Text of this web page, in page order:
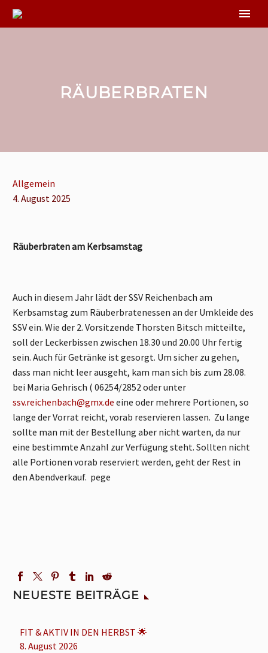
RÄUBERBRATEN
Allgemein
4. August 2025
Räuberbraten am Kerbsamstag
Auch in diesem Jahr lädt der SSV Reichenbach am
Kerbsamstag zum Räuberbratenessen an der Umkleide des
SSV ein. Wie der 2. Vorsitzende Thorsten Bitsch mitteilte,
soll der Leckerbissen zwischen 18.30 und 20.00 Uhr fertig
sein. Auch für Getränke ist gesorgt. Um sicher zu gehen,
dass man nicht leer ausgeht, kam man sich bis zum 28.08.
bei Maria Gehrisch ( 06254/2852 oder unter
ssv.reichenbach@gmx.de eine oder mehrere Portionen, so
lange der Vorrat reicht, vorab reservieren lassen. Zu lange
sollte man mit der Bestellung aber nicht warten, da nur
eine bestimmte Anzahl zur Verfügung steht. Sollten nicht
alle Portionen vorab reserviert werden, geht der Rest in
den Abendverkauf. pege
NEUESTE BEITRÄGE
FIT & AKTIV IN DEN HERBST 🌟
8. August 2026